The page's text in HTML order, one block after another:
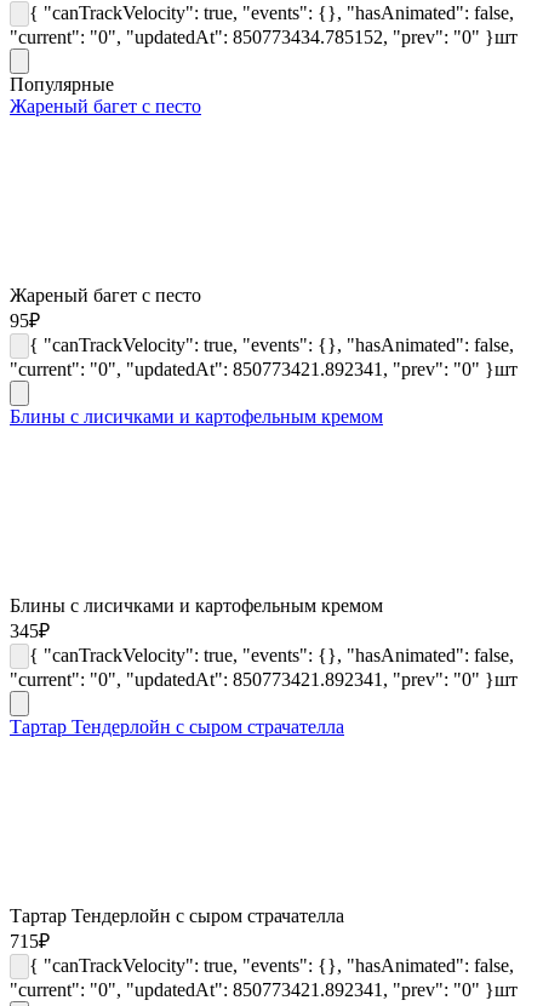
{ "canTrackVelocity": true, "events": {}, "hasAnimated": false,
"current": "0", "updatedAt": 850773434.785152, "prev": "0" }шт
Популярные
Жареный багет с песто
Жареный багет с песто
95₽
{ "canTrackVelocity": true, "events": {}, "hasAnimated": false,
"current": "0", "updatedAt": 850773421.892341, "prev": "0" }шт
Блины с лисичками и картофельным кремом
Блины с лисичками и картофельным кремом
345₽
{ "canTrackVelocity": true, "events": {}, "hasAnimated": false,
"current": "0", "updatedAt": 850773421.892341, "prev": "0" }шт
Тартар Тендерлойн с сыром страчателла
Тартар Тендерлойн с сыром страчателла
715₽
{ "canTrackVelocity": true, "events": {}, "hasAnimated": false,
"current": "0", "updatedAt": 850773421.892341, "prev": "0" }шт